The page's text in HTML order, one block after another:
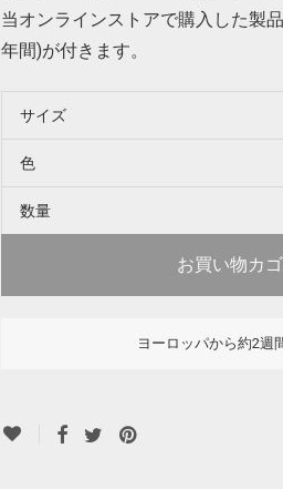
当オンラインストアで購入した製
年間)が付きます。
サイズ
色
数量
お買い物カ
ヨーロッパから約2週